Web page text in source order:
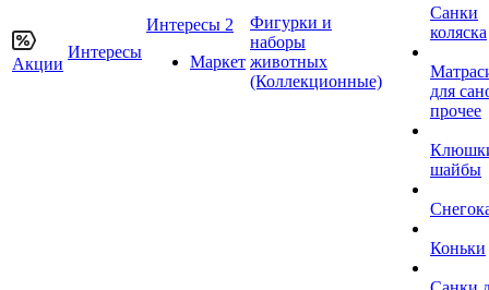
Акции
Интересы
Интересы 2
Маркет
Фигурки и
наборы
животных
(Коллекционные)
Санки
коляска
для
прочее
шайбы
Коньки